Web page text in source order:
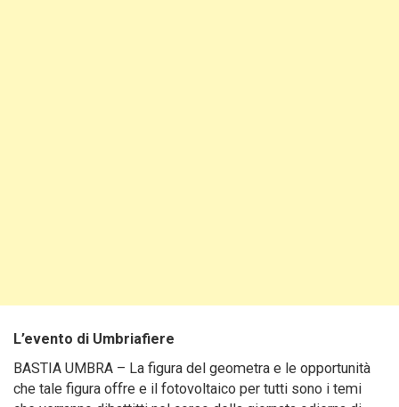
L’evento di Umbriafiere
BASTIA UMBRA – La figura del geometra e le opportunità
che tale figura offre e il fotovoltaico per tutti sono i temi